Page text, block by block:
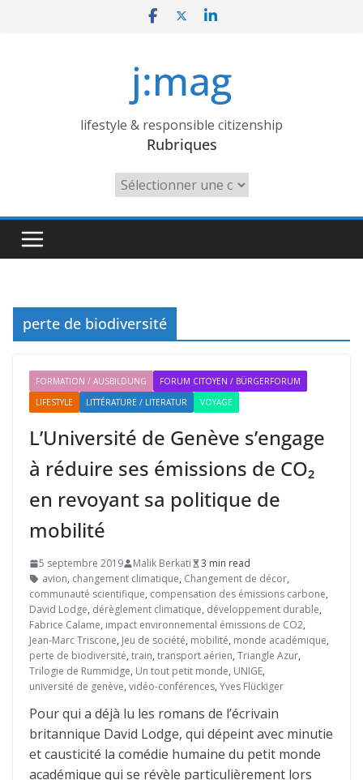
j:mag
lifestyle & responsible citizenship
Rubriques
Rubriques
perte de biodiversité
FORMATION / AUSBILDUNG
FORUM CITOYEN / BÜRGERFORUM
LIFESTYLE
LITTÉRATURE / LITERATUR VOYAGE
L’Université de Genève s’engage
à réduire ses émissions de CO₂
en revoyant sa politique de
mobilité
5 septembre 2019 Malik Berkati
3 min read
avion, changement climatique, Changement de décor,
communauté scientifique, compensation des émissions carbone,
David Lodge, dérèglement climatique, développement durable,
Fabrice Calame, impact environnemental émissions de CO2,
Jean-Marc Triscone, Jeu de société, mobilité, monde académique,
perte de biodiversité, train, transport aérien, Triangle Azur,
Trilogie de Rummidge, Un tout petit monde, UNIGE,
université de genève, vidéo-conférences, Yves Flückiger
Pour qui a déjà lu les romans de l’écrivain
britannique David Lodge, qui dépeint avec minutie
et causticité la comédie humaine du petit monde
académique qui se révèle particulièrement lors